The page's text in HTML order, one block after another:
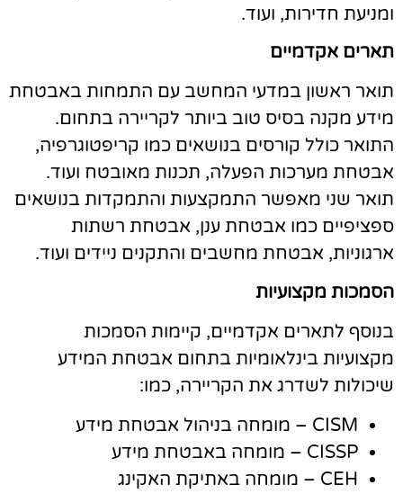
חדירות, ועוד.
אקדמיים
ראשון במדעי המחשב עם התמחות באבטחת
מקנה בסיס טוב ביותר לקריירה בתחום.
כולל קורסים בנושאים כמו קריפטוגרפיה,
מערכות הפעלה, תכנות מאובטח ועוד.
שני מאפשר התמקצעות והתמקדות בנושאים
כמו אבטחת ענן, אבטחת רשתות
אבטחת מחשבים והתקנים ניידים ועוד.
מקצועיות
לתארים אקדמיים, קיימות הסמכות
בינלאומיות בתחום אבטחת המידע
לשדרג את הקריירה, כמו:
CISM – מומחה בניהול אבטחת מידע
CISSP – מומחה באבטחת מידע
CEH – מומחה באתיקת האקינג